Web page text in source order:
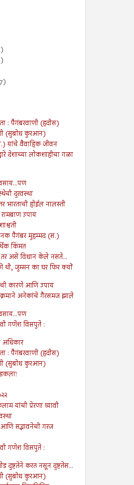
19 Jul
2024
१९ जुलै ते २५ जुलै २०२४
: पैगंबरवाणी (हदीस)
(सुबोध कुरआन)
यांचे वैवाहिक जीवन
देशाच्या लोकशाहीचा गळा
दुरवस्था
भारताची होईल नालस्ती
उपाय
पैगंबर मुहम्मद (स.)
किंमत
असे विधान केले नसते...
थी, जुम्मन का घर फिर क्यों
कारणे आणि उपाय
अनेकांचे गैरसमज झाले
गणेश विसपुते :
अधिकार
: पैगंबरवाणी (हदीस)
(सुबोध कुरआन)
यांची प्रेरणा घ्यावी
आणि सद्भावनेची गरज
गणेश विसपुते :
दुष्टतेने करत नसून दुष्टतेस...
(सुबोध कुरआन)